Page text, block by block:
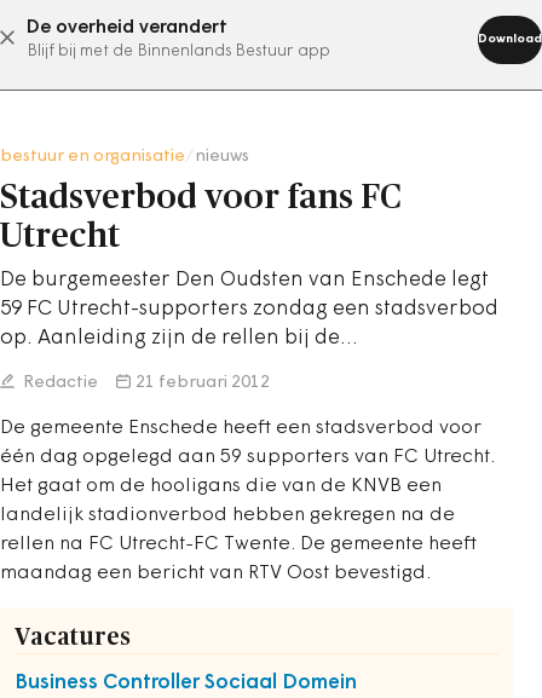
De overheid verandert
Blijf bij met de Binnenlands Bestuur app
Download
abonneer nu
bestuur en organisatie nieuws
Stadsverbod voor fans FC
Utrecht
De burgemeester Den Oudsten van Enschede legt
59 FC Utrecht-supporters zondag een stadsverbod
op. Aanleiding zijn de rellen bij de…
Redactie 21 februari 2012
De gemeente Enschede heeft een stadsverbod voor
één dag opgelegd aan 59 supporters van FC Utrecht.
Het gaat om de hooligans die van de KNVB een
landelijk stadionverbod hebben gekregen na de
rellen na FC Utrecht-FC Twente. De gemeente heeft
maandag een bericht van RTV Oost bevestigd.
Vacatures
Business Controller Sociaal Domein